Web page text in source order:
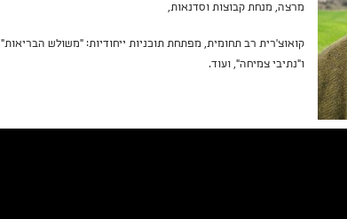
מרצה, מנחת קבוצות וסדנאות,
קואוצ‘רית רב תחומית, מפתחת תוכניות ייחודיות: ״משולש הבריאות״
ו״נתיבי צמיחה״, ועוד.